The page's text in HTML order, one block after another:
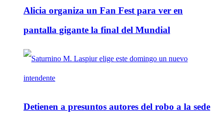
Alicia organiza un Fan Fest para ver en
pantalla gigante la final del Mundial
Detienen a presuntos autores del robo a la sede